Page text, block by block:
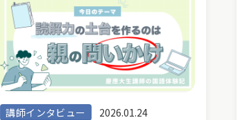
講師インタビュー 2026.01.24